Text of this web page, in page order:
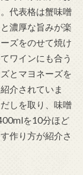
代表格は蟹味噌
濃厚な旨みが楽
ズをのせて焼け
ワインにも合う
とマヨネーズを
介されていま
しを取り、味噌
を10分ほど
作り方が紹介さ